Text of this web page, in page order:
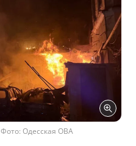
Одесская ОВА